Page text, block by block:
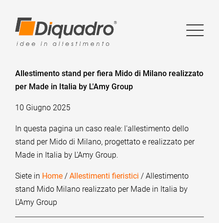
Allestimento stand per fiera Mido di Milano realizzato
per Made in Italia by L'Amy Group
10 Giugno 2025
In questa pagina un caso reale: l'allestimento dello
stand per Mido di Milano, progettato e realizzato per
Made in Italia by L'Amy Group.
Siete in Home /Allestimenti fieristici / Allestimento
stand Mido Milano realizzato per Made in Italia by
L'Amy Group